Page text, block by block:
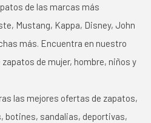
de las marcas más
Mustang, Kappa, Disney, John
más. Encuentra en nuestro
de mujer, hombre, niños y
las mejores ofertas de zapatos,
botines, sandalias, deportivas,